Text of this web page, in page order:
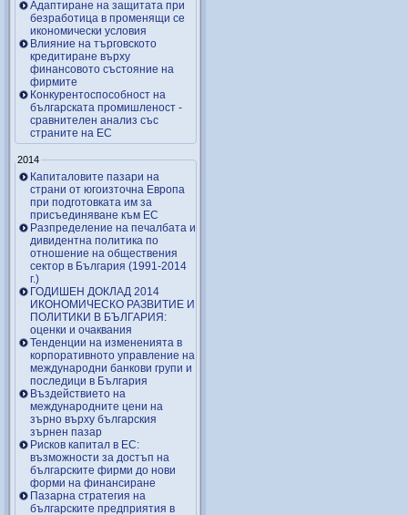
Адаптиране на защитата при
безработица в променящи се
икономически условия
Влияние на търговското
кредитиране върху
финансовото състояние на
фирмите
Конкурентоспособност на
българската промишленост -
сравнителен анализ със
страните на ЕС
2014
Капиталовите пазари на
страни от югоизточна Европа
при подготовката им за
присъединяване към ЕС
Разпределение на печалбата и
дивидентна политика по
отношение на обществения
сектор в България (1991-2014
г.)
ГОДИШЕН ДОКЛАД 2014
ИКОНОМИЧЕСКО РАЗВИТИЕ И
ПОЛИТИКИ В БЪЛГАРИЯ:
оценки и очаквания
Тенденции на измененията в
корпоративното управление на
международни банкови групи и
последици в България
Въздействието на
международните цени на
зърно върху българския
зърнен пазар
Рисков капитал в ЕС:
възможности за достъп на
българските фирми до нови
форми на финансиране
Пазарна стратегия на
българските предприятия в